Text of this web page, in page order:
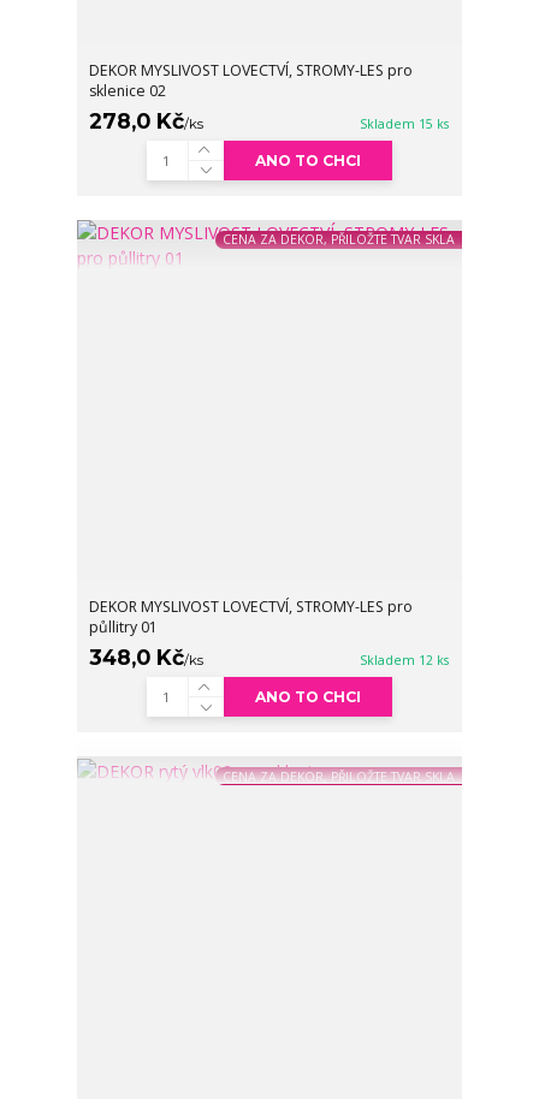
DEKOR MYSLIVOST LOVECTVÍ, STROMY-LES pro
sklenice 02
278,0 Kč/ks Skladem 15 ks
ANO TO CHCI
CENA ZA DEKOR, PŘILOŽTE TVAR SKLA
DEKOR MYSLIVOST LOVECTVÍ, STROMY-LES pro
půllitry 01
348,0 Kč/ks Skladem 12 ks
ANO TO CHCI
CENA ZA DEKOR, PŘILOŽTE TVAR SKLA